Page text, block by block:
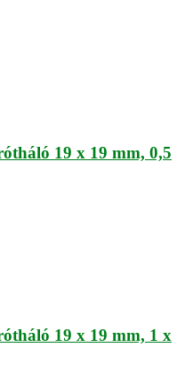
19 x 19 mm, 0,5
19 x 19 mm, 1 x